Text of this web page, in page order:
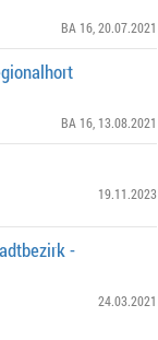
BA 16, 20.07.2021
BA 16, 13.08.2021
19.11.2023
-
24.03.2021